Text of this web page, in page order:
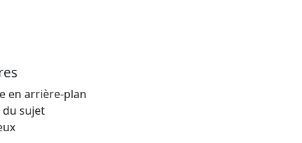
en arrière-plan
sujet